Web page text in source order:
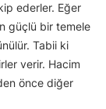
ederler. Eğer
güçlü bir temele
Tabii ki
verir. Hacim
önce diğer